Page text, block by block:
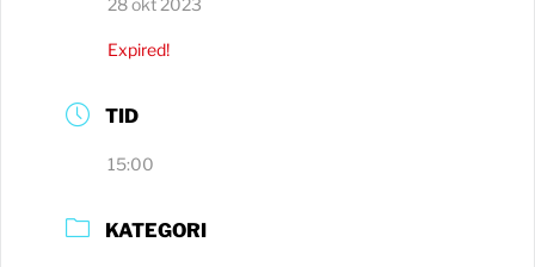
28 okt 2023
Expired!
TID
15:00
KATEGORI